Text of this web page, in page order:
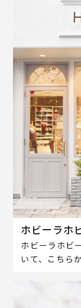
ホビーラホ
ホビーラホビ
いて、こちら